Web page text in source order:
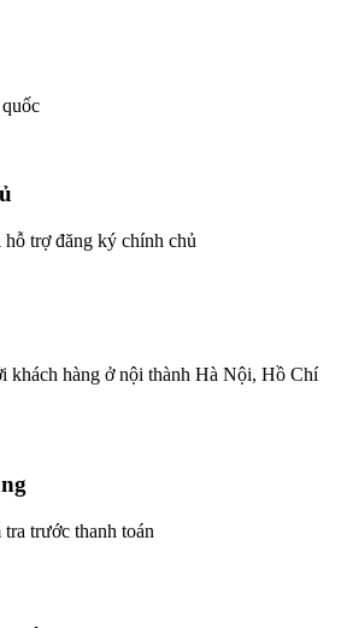
trợ đăng ký chính chủ
khách hàng ở nội thành Hà Nội, Hồ Chí
trước thanh toán